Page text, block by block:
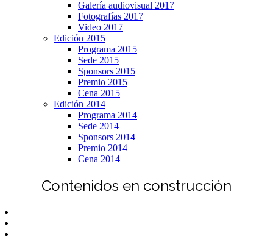
Galería audiovisual 2017
Fotografías 2017
Video 2017
Edición 2015
Programa 2015
Sede 2015
Sponsors 2015
Premio 2015
Cena 2015
Edición 2014
Programa 2014
Sede 2014
Sponsors 2014
Premio 2014
Cena 2014
Contenidos en construcción